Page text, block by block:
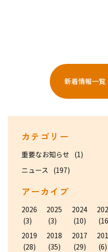
新着情報一覧
カテゴリー
重要なお知らせ (1)
ニュース
(197)
アーカイブ
2026
(3)
2025
(3)
2024
(10)
2019
(28)
2018
(35)
2017
(29)
(6)